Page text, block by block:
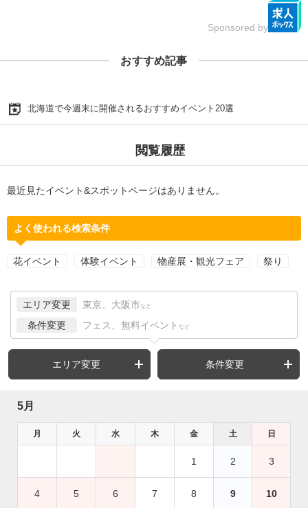
Sponsored by
おすすめ記事
北海道で今週末に開催されるおすすめイベント20選
閲覧履歴
最近見たイベント&スポットページはありません。
よく使われる検索条件
花イベント 体験イベント 物産展・観光フェア 祭り
エリア変更 東京、大阪市 など
条件変更 フェス、無料イベント など
エリア変更 条件変更
5月
月 火 水 木 金 土 日
1 2 3
4 5 6 7 8 9 10